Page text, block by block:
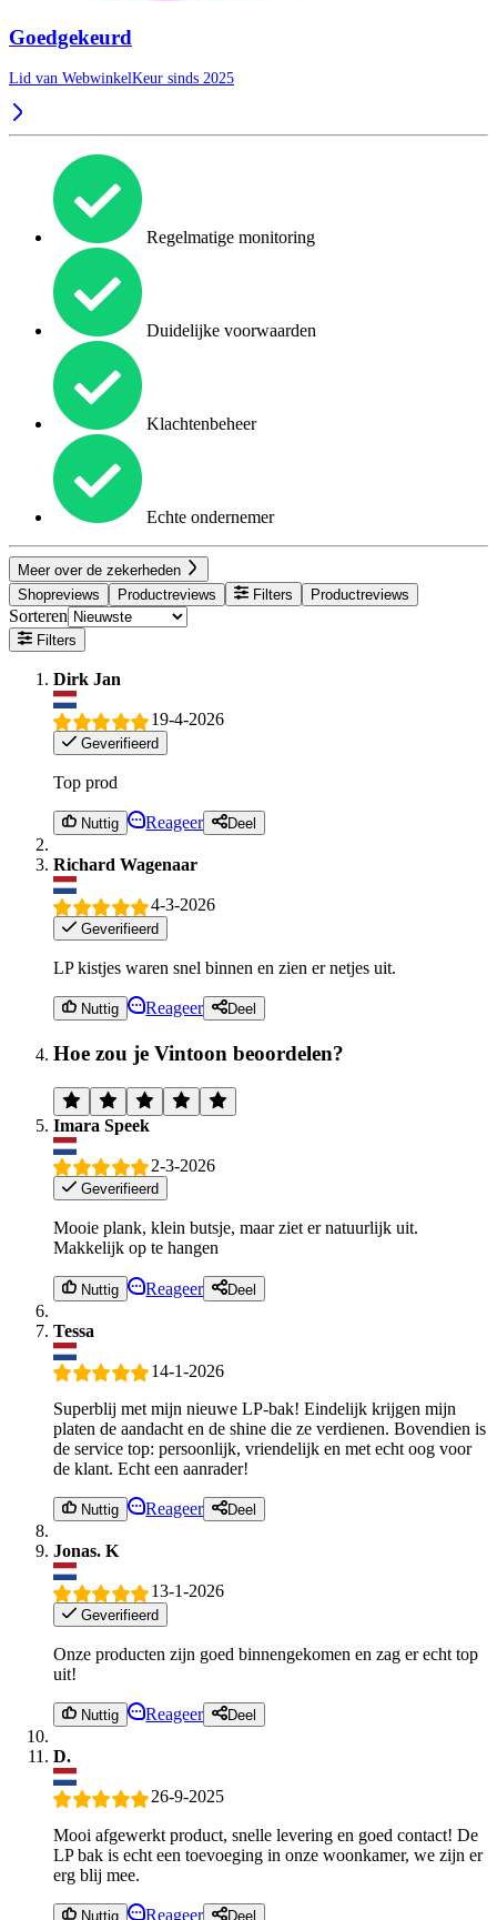
Goedgekeurd
Lid van WebwinkelKeur sinds 2025
Regelmatige monitoring
Duidelijke voorwaarden
Klachtenbeheer
Echte ondernemer
Meer over de zekerheden
Shopreviews
Productreviews Filters Productreviews
Sorteren
Filters
Dirk Jan
19-4-2026
Geverifieerd
Top prod
Nuttig Reageer Deel
Richard Wagenaar
4-3-2026
Geverifieerd
LP kistjes waren snel binnen en zien er netjes uit.
Nuttig Reageer Deel
Hoe zou je Vintoon beoordelen?
Imara Speek
2-3-2026
Geverifieerd
Mooie plank, klein butsje, maar ziet er natuurlijk uit.
Makkelijk op te hangen
Nuttig Reageer Deel
Tessa
14-1-2026
Superblij met mijn nieuwe LP-bak! Eindelijk krijgen mijn
platen de aandacht en de shine die ze verdienen. Bovendien is
de service top: persoonlijk, vriendelijk en met echt oog voor
de klant. Echt een aanrader!
Nuttig Reageer Deel
Jonas. K
13-1-2026
Geverifieerd
Onze producten zijn goed binnengekomen en zag er echt top
uit!
Nuttig Reageer Deel
D.
26-9-2025
Mooi afgewerkt product, snelle levering en goed contact! De
LP bak is echt een toevoeging in onze woonkamer, we zijn er
erg blij mee.
Nuttig Reageer Deel